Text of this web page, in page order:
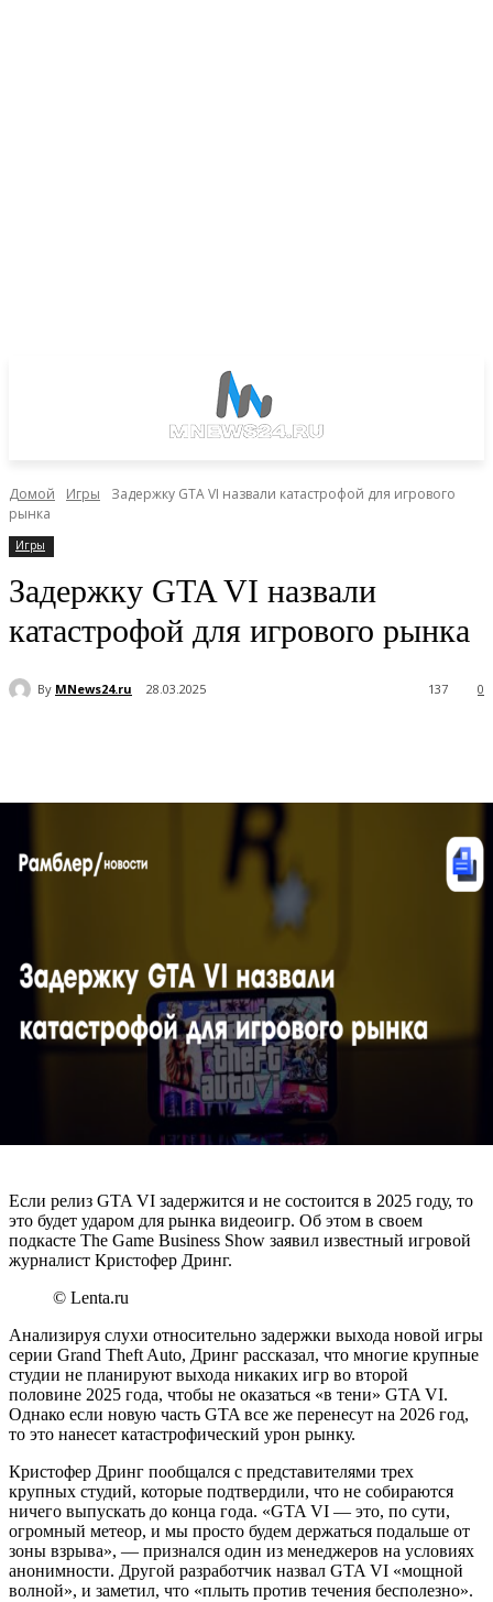
Домой Игры
Задержку GTA VI назвали катастрофой для игрового
рынка
Игры
Задержку GTA VI назвали
катастрофой для игрового рынка
By MNews24.ru 28.03.2025 0
137
Если релиз GTA VI задержится и не состоится в 2025 году, то
это будет ударом для рынка видеоигр. Об этом в своем
подкасте The Game Business Show заявил известный игровой
журналист Кристофер Дринг.
© Lenta.ru
Анализируя слухи относительно задержки выхода новой игры
серии Grand Theft Auto, Дринг рассказал, что многие крупные
студии не планируют выхода никаких игр во второй
половине 2025 года, чтобы не оказаться «в тени» GTA VI.
Однако если новую часть GTA все же перенесут на 2026 год,
то это нанесет катастрофический урон рынку.
Кристофер Дринг пообщался с представителями трех
крупных студий, которые подтвердили, что не собираются
ничего выпускать до конца года. «GTA VI — это, по сути,
огромный метеор, и мы просто будем держаться подальше от
зоны взрыва», — признался один из менеджеров на условиях
анонимности. Другой разработчик назвал GTA VI «мощной
волной», и заметил, что «плыть против течения бесполезно».